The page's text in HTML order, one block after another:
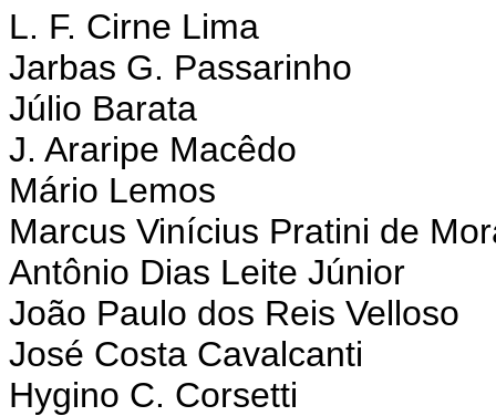
L. F. Cirne Lima
Jarbas G. Passarinho
Júlio Barata
J. Araripe Macêdo
Mário Lemos
Marcus Vinícius Pratini de
Antônio Dias Leite Júnior
João Paulo dos Reis Velloso
José Costa Cavalcanti
Hygino C. Corsetti